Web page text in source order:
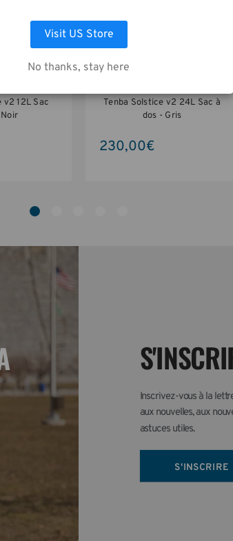
v2 12L Sac
Tenba Solstice v2 24L Sac à
dos - Gris
230,00€
Inscrivez-vous à la
aux nouvelles, aux
astuces utiles.
S'INSCRIRE
ACCEPTER TOUS LES COOKIES
Visit US Store
No thanks, stay here